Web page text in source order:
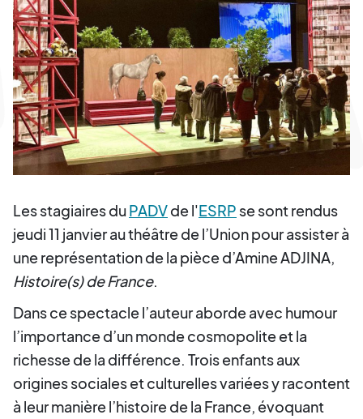
Les stagiaires duPADVde l'ESRP se sont rendus
jeudi 11 janvier au théâtre de l’Union pour assister à
une représentation de la pièce d’Amine ADJINA,
Histoire(s) de France.
Dans ce spectacle l’auteur aborde avec humour
l’importance d’un monde cosmopolite et la
richesse de la différence. Trois enfants aux
origines sociales et culturelles variées y racontent
à leur manière l’histoire de la France, évoquant